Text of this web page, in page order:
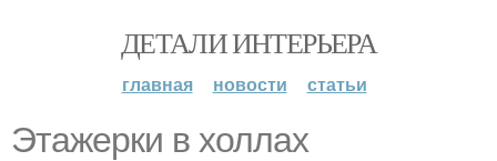
ДЕТАЛИ ИНТЕРЬЕРА
главная новости статьи
Этажерки в холлах